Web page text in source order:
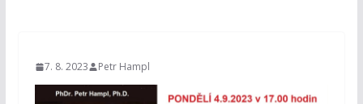
7. 8. 2023 Petr Hampl